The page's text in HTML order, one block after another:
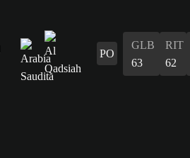
PO
GLB
63
RIT
62